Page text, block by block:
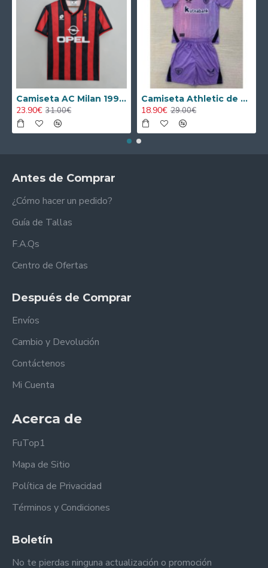
Camiseta AC Milan 1995/1996 Local Retro
23.90€ 31.00€
Camiseta Athletic de Bilbao 2024/2025 Alternativo Niño Kit
18.90€ 29.00€
Antes de Comprar
¿Cómo hacer un pedido?
Guía de Tallas
F.A.Qs
Centro de Ofertas
Después de Comprar
Envíos
Cambio y Devolución
Contáctenos
Mi Cuenta
Acerca de
FuTop1
Mapa de Sitio
Política de Privacidad
Términos y Condiciones
Boletín
No te pierdas ninguna actualización o promoción